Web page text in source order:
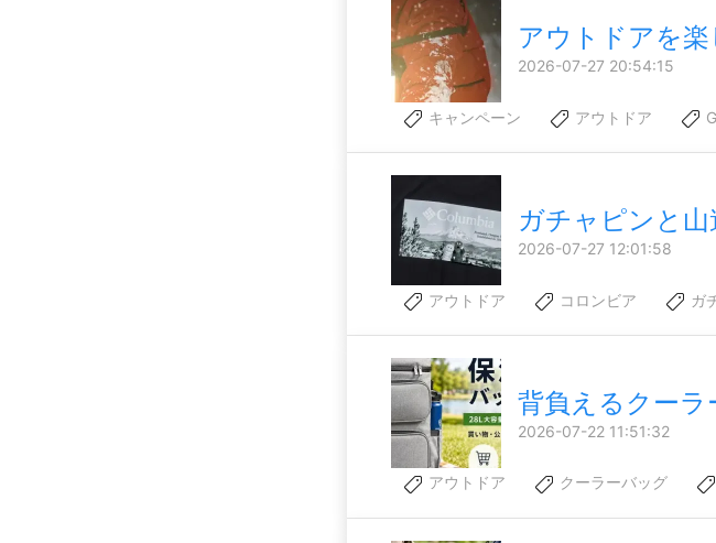
アウトドアを楽
2026-07-27 20:54:15
キャンペーン アウトドア
ガチャピンと
2026-07-27 12:01:58
アウトドア コロンビア ガ
背負えるクーラ
2026-07-22 11:51:32
アウトドア クーラーバッグ